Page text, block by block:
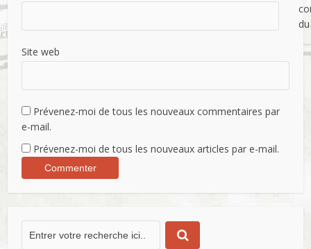
Site web
Prévenez-moi de tous les nouveaux commentaires par
e-mail.
Prévenez-moi de tous les nouveaux articles par e-mail.